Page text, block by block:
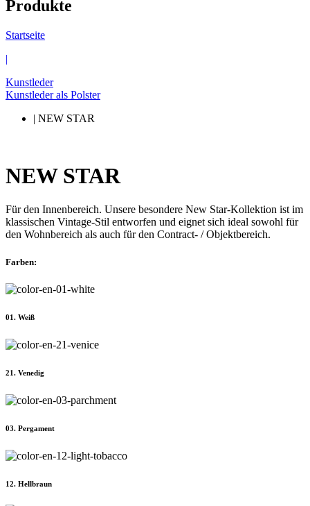
Produkte
Startseite
|
Kunstleder
Kunstleder als Polster
| NEW STAR
NEW STAR
Für den Innenbereich. Unsere besondere New Star-Kollektion ist im
klassischen Vintage-Stil entworfen und eignet sich ideal sowohl für
den Wohnbereich als auch für den Contract- / Objektbereich.
Farben:
01. Weiß
21. Venedig
03. Pergament
12. Hellbraun